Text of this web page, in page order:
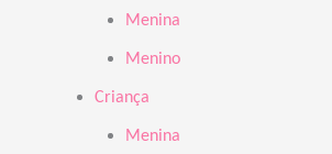
Menina
Menino
Criança
Menina